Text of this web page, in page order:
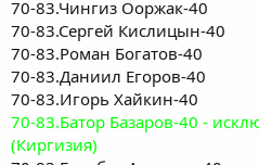
70-83.Чингиз Ооржак-40
70-83.Сергей Кислицын-40
70-83.Роман Богатов-40
70-83.Даниил Егоров-40
70-83.Игорь Хайкин-40
70-83.Батор Базаров-40 -
(Киргизия)